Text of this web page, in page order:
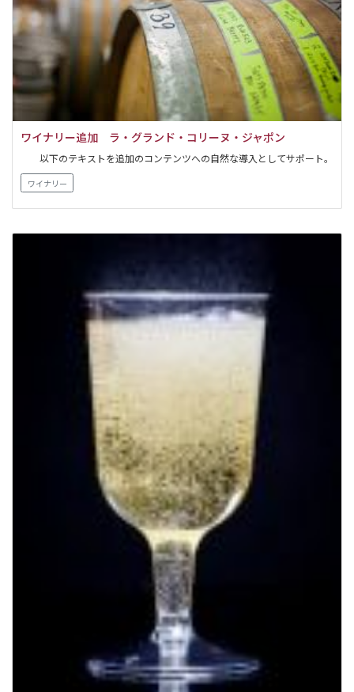
ワイナリー追加 ラ・グランド・コリーヌ・ジャポン
以下のテキストを追加のコンテンツへの自然な導入としてサポート。
ワイナリー